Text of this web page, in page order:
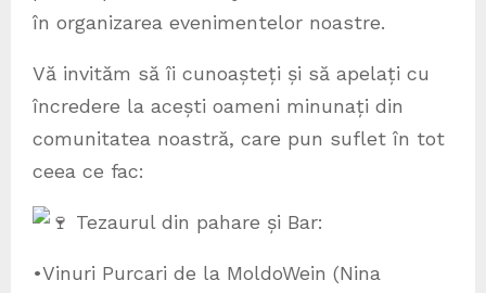
în organizarea evenimentelor noastre.
Vă invităm să îi cunoașteți și să apelați cu
încredere la acești oameni minunați din
comunitatea noastră, care pun suflet în tot
ceea ce fac:
Tezaurul din pahare și Bar:
•Vinuri Purcari de la MoldoWein (Nina